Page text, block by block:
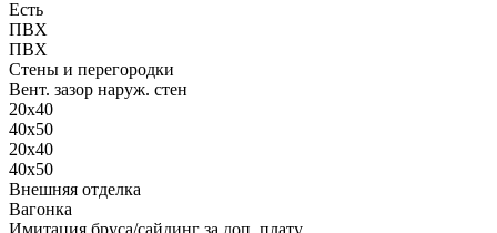
Есть
ПВХ
ПВХ
Стены и перегородки
Вент. зазор наруж. стен
20х40
40х50
20х40
40х50
Внешняя отделка
Вагонка